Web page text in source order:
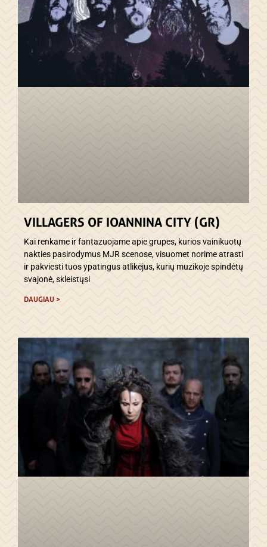
VILLAGERS OF IOANNINA CITY (GR)
Kai renkame ir fantazuojame apie grupes, kurios vainikuotų
nakties pasirodymus MJR scenose, visuomet norime atrasti
ir pakviesti tuos ypatingus atlikėjus, kurių muzikoje spindėtų
svajonė, skleistųsi
DAUGIAU >